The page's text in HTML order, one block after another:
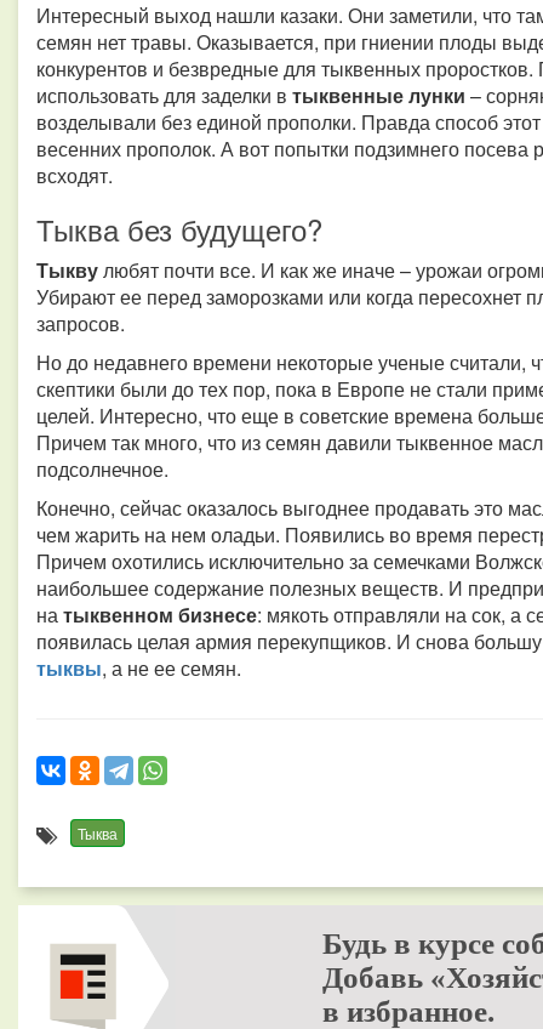
Интересный выход нашли казаки. Они заметили, что
семян нет травы. Оказывается, при гниении плоды
конкурентов и безвредные для тыквенных
использовать для заделки в тыквенные лунки –
возделывали без единой прополки. Правда способ
весенних прополок. А вот попытки подзимнего посева
всходят.
Тыква без будущего?
Тыквулюбят почти все. И как же иначе – урожаи
Убирают ее перед заморозками или когда
запросов.
Но до недавнего времени некоторые ученые считали,
скептики были до тех пор, пока в Европе не стали
целей. Интересно, что еще в советские времена
Причем так много, что из семян давили тыквенное
подсолнечное.
Конечно, сейчас оказалось выгоднее продавать это
чем жарить на нем оладьи. Появились во время
Причем охотились исключительно за семечками
наибольшее содержание полезных веществ. И
натыквенном бизнесе: мякоть отправляли на сок, а
появилась целая армия перекупщиков. И снова
тыквы, а не ее семян.
Тыква
Будь в курсе
Добавь
в избранное.